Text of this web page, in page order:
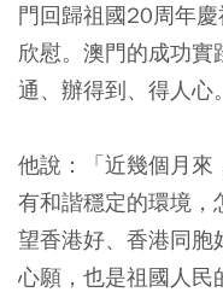
門回歸祖國20周年
欣慰。澳門的成功
通、辦得到、得人心
他說：「近幾個月來
有和諧穩定的環境，
望香港好、香港同胞
心願，也是祖國人民